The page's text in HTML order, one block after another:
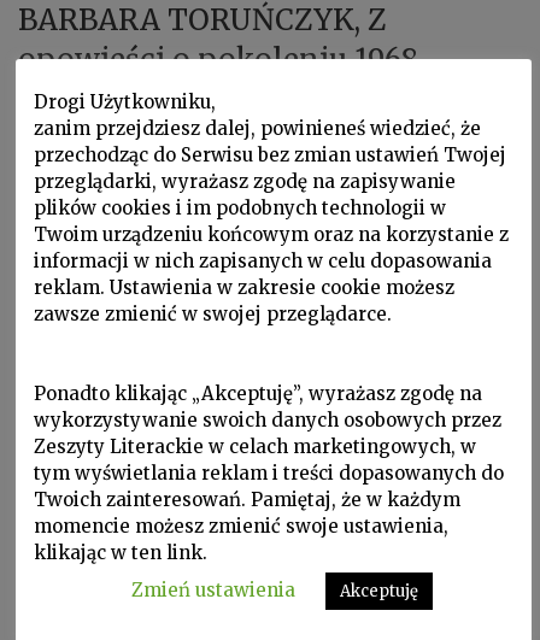
BARBARA TORUŃCZYK, Z
opowieści o pokoleniu 1968.
Fragmenty
Nazywano nas komandosami. W 40. rocznicę tzw.
wydarzeń marcowych chciałam opisać nasze
doświadczenia. Nasze drogi …
Europa Środka, W Zeszytach, ZL 2015 nr 4/132
TOMAS VENCLOVA, Laudacja
Drogi Użytkowniku,
zanim przejdziesz dalej, powinieneś wiedzieć, że
przechodząc do Serwisu bez zmian ustawień Twojej
przeglądarki, wyrażasz zgodę na zapisywanie
plików cookies i im podobnych technologii w
Twoim urządzeniu końcowym oraz na korzystanie z
informacji w nich zapisanych w celu dopasowania
reklam. Ustawienia w zakresie cookie możesz
zawsze zmienić w swojej przeglądarce.
Ponadto klikając „Akceptuję”, wyrażasz zgodę na
wykorzystywanie swoich danych osobowych przez
Zeszyty Literackie w celach marketingowych, w
tym wyświetlania reklam i treści dopasowanych do
Twoich zainteresowań. Pamiętaj, że w każdym
momencie możesz zmienić swoje ustawienia,
klikając w ten link.
Zmień ustawienia
Akceptuję